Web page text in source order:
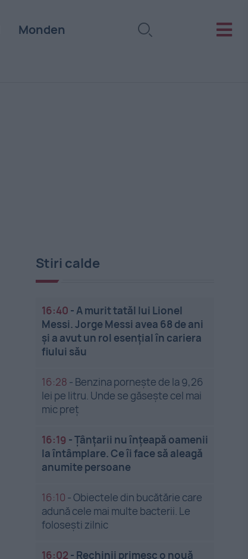
Monden
Stiri calde
16:40 -A murit tatăl lui Lionel
Messi. Jorge Messi avea 68 de ani
și a avut un rol esențial în cariera
fiului său
16:28 - Benzina pornește de la 9,26
lei pe litru. Unde se găsește cel mai
mic preț
16:19 -Țânțarii nu înțeapă oamenii
la întâmplare. Ce îi face să aleagă
anumite persoane
16:10 -Obiectele din bucătărie care
adună cele mai multe bacterii. Le
folosești zilnic
16:02 - Rechinii primesc o nouă